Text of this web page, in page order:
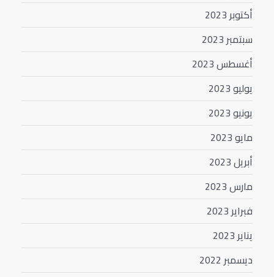
أكتوبر 2023
سبتمبر 2023
أغسطس 2023
يوليو 2023
يونيو 2023
مايو 2023
أبريل 2023
مارس 2023
فبراير 2023
يناير 2023
ديسمبر 2022